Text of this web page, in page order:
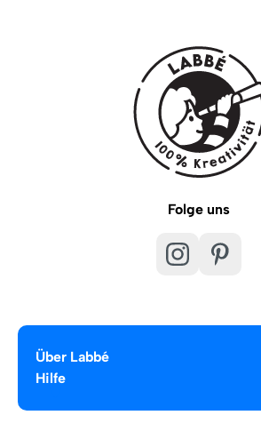
Folge uns
Über Labbé
Hilfe